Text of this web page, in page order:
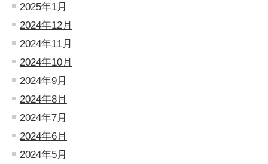
2025年1月
2024年12月
2024年11月
2024年10月
2024年9月
2024年8月
2024年7月
2024年6月
2024年5月